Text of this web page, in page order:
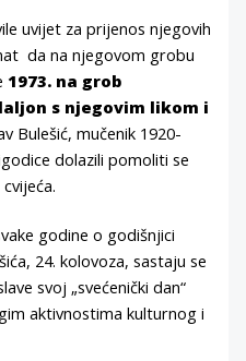
uvijet za prijenos njegovih
da na njegovom grobu
1973. na grob
s njegovim likom i
Bulešić, mučenik 1920-
dolazili pomoliti se
godine o godišnjici
24. kolovoza, sastaju se
svoj „svećenički dan“
aktivnostima kulturnog i